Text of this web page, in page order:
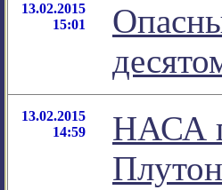
13.02.2015
15:01
13.02.2015
14:59
НАСА